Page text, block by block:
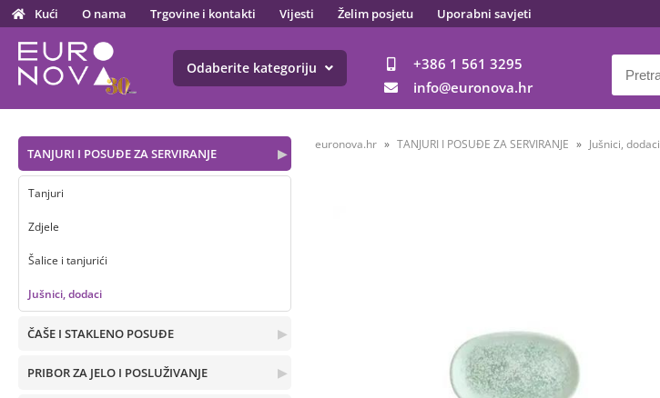
Kući O nama Trgovine i kontakti Vijesti Želim posjetu Uporabni savjeti
+386 1 561 3295
info
euronova.hr
Odaberite kategoriju
▶
TANJURI I POSUĐE ZA SERVIRANJE
Tanjuri
Zdjele
Šalice i tanjurići
Jušnici, dodaci
▶
ČAŠE I STAKLENO POSUĐE
▶
PRIBOR ZA JELO I POSLUŽIVANJE
euronova.hr TANJURI I POSUĐE ZA SERVIRANJE Jušnici, dodaci